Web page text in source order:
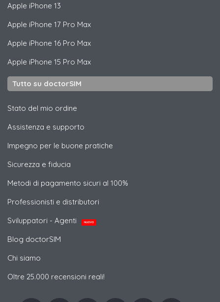
Apple iPhone 13
Apple iPhone 17 Pro Max
Apple iPhone 16 Pro Max
Apple iPhone 15 Pro Max
Tutto su doctorSIM
Stato del mio ordine
Assistenza e supporto
Impegno per le buone pratiche
Sicurezza e fiducia
Metodi di pagamento sicuri al 100%
Professionisti e distributori
Sviluppatori - Agenti
NUOVO
Blog doctorSIM
Chi siamo
Oltre 25.000 recensioni reali!